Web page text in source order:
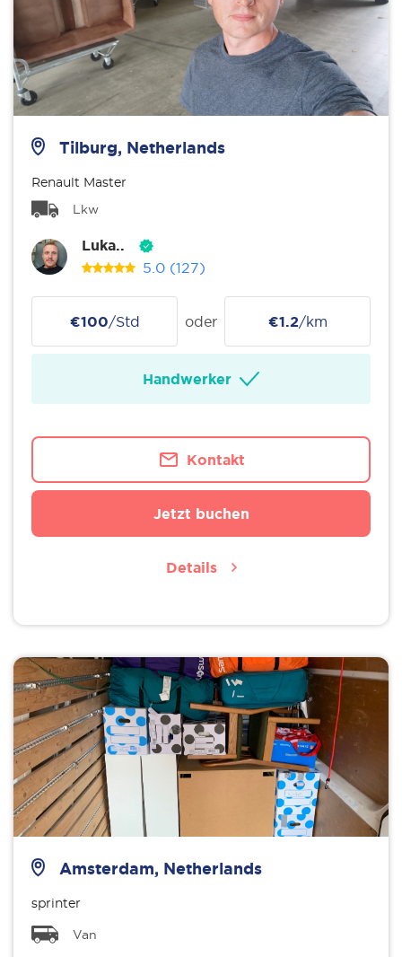
Tilburg, Netherlands
Renault Master
Lkw
Luka..
5.0 (127)
€100/Std oder €1.2/km
Handwerker
Kontakt
Jetzt buchen
Details
Amsterdam, Netherlands
sprinter
Van